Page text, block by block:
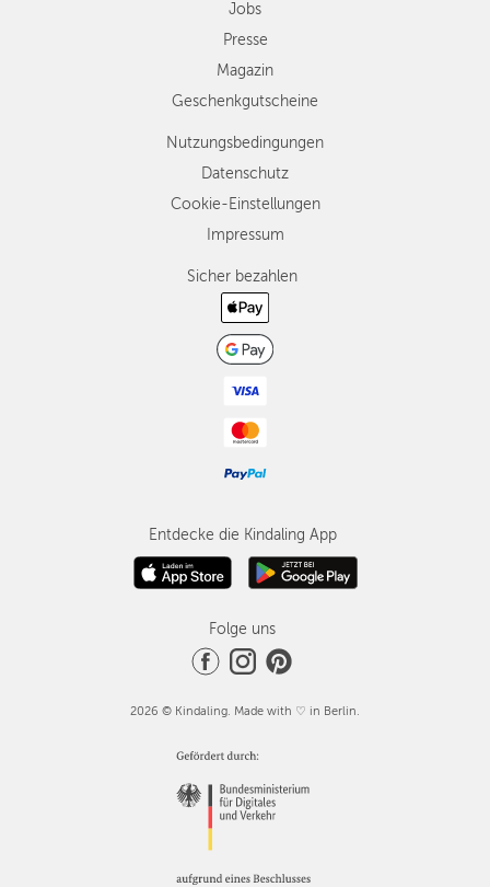
Jobs
Presse
Magazin
Geschenkgutscheine
Nutzungsbedingungen
Datenschutz
Cookie-Einstellungen
Impressum
Sicher bezahlen
Entdecke die Kindaling App
Folge uns
2026 © Kindaling. Made with ♡ in Berlin.